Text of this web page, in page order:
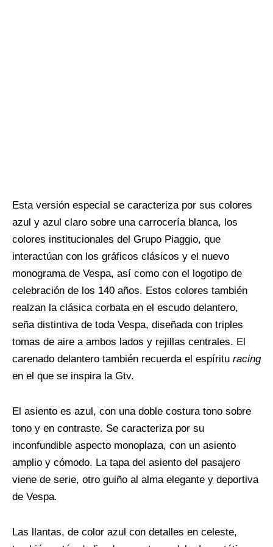
Esta versión especial se caracteriza por sus colores
azul y azul claro sobre una carrocería blanca, los
colores institucionales del Grupo Piaggio, que
interactúan con los gráficos clásicos y el nuevo
monograma de Vespa, así como con el logotipo de
celebración de los 140 años. Estos colores también
realzan la clásica corbata en el escudo delantero,
seña distintiva de toda Vespa, diseñada con triples
tomas de aire a ambos lados y rejillas centrales. El
carenado delantero también recuerda el espíritu racing
en el que se inspira la Gtv.
El asiento es azul, con una doble costura tono sobre
tono y en contraste. Se caracteriza por su
inconfundible aspecto monoplaza, con un asiento
amplio y cómodo. La tapa del asiento del pasajero
viene de serie, otro guiño al alma elegante y deportiva
de Vespa.
Las llantas, de color azul con detalles en celeste,